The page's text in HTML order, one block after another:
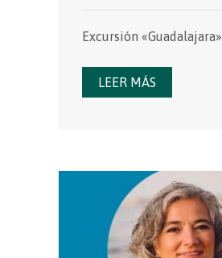
Excursión
LEER MÁS